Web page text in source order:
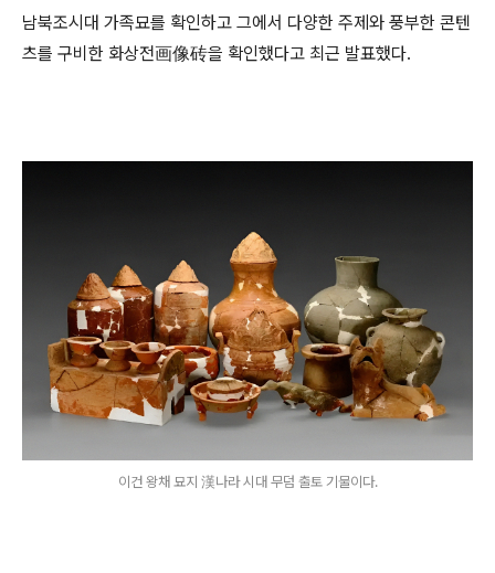
남북조시대 가족묘를 확인하고 그에서 다양한 주제와 풍부한 콘텐
츠를 구비한 화상전画像砖을 확인했다고 최근 발표했다.
이건 왕채 묘지 漢나라 시대 무덤 출토 기물이다.